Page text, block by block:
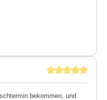
bekommen, und